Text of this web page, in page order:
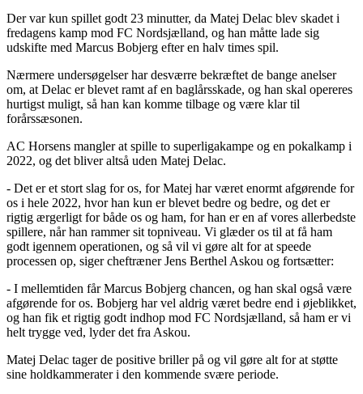
Der var kun spillet godt 23 minutter, da Matej Delac blev skadet i
fredagens kamp mod FC Nordsjælland, og han måtte lade sig
udskifte med Marcus Bobjerg efter en halv times spil.
Nærmere undersøgelser har desværre bekræftet de bange anelser
om, at Delac er blevet ramt af en baglårsskade, og han skal opereres
hurtigst muligt, så han kan komme tilbage og være klar til
forårssæsonen.
AC Horsens mangler at spille to superligakampe og en pokalkamp i
2022, og det bliver altså uden Matej Delac.
- Det er et stort slag for os, for Matej har været enormt afgørende for
os i hele 2022, hvor han kun er blevet bedre og bedre, og det er
rigtig ærgerligt for både os og ham, for han er en af vores allerbedste
spillere, når han rammer sit topniveau. Vi glæder os til at få ham
godt igennem operationen, og så vil vi gøre alt for at speede
processen op, siger cheftræner Jens Berthel Askou og fortsætter:
- I mellemtiden får Marcus Bobjerg chancen, og han skal også være
afgørende for os. Bobjerg har vel aldrig været bedre end i øjeblikket,
og han fik et rigtig godt indhop mod FC Nordsjælland, så ham er vi
helt trygge ved, lyder det fra Askou.
Matej Delac tager de positive briller på og vil gøre alt for at støtte
sine holdkammerater i den kommende svære periode.